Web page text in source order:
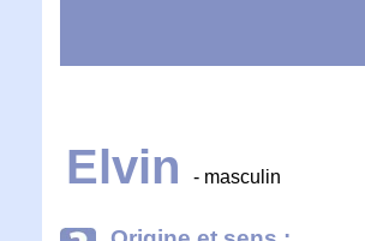
Elvin - masculin